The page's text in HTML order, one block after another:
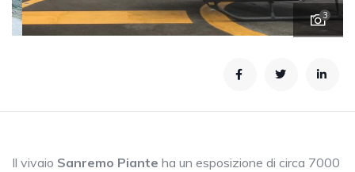
3
Il vivaio Sanremo Piante ha un esposizione di circa 7000